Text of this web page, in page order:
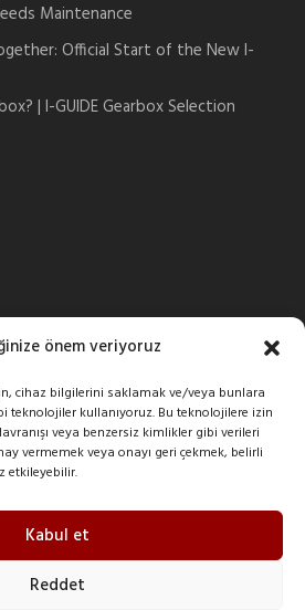
önem veriyoruz
cihaz bilgilerini saklamak ve/veya bunlara
teknolojiler kullanıyoruz. Bu teknolojilere izin
veya benzersiz kimlikler gibi verileri
vermemek veya onayı geri çekmek, belirli
etkileyebilir.
Kabul et
Reddet
Maintenance
Official Start of the New I-
| I-GUIDE Gearbox Selection